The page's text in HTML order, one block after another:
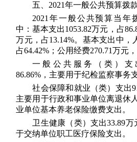
五、2021年一般公共预算拨
2021年一般公共预算当年
中：基本支出1053.82万元，占
万元，占13.14%。基本支出中，
占64.42%；公用经费270.71万元，
一般公共服务（类）支
86.86%，主要用于纪检监察事务
社会保障和就业（类）支出
主要用于行政和事业单位离退休
业单位基本养老保险缴费支出。
卫生健康（类）支出33.89万
于交纳单位职工医疗保险支出。